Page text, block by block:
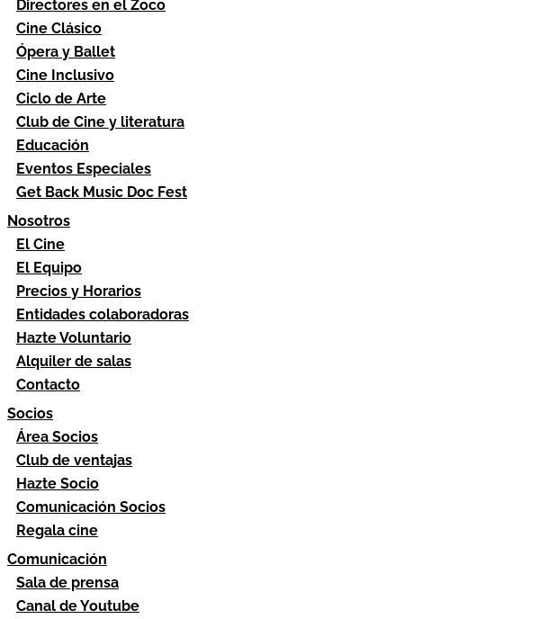
Directores en el Zoco
Cine Clásico
Ópera y Ballet
Cine Inclusivo
Ciclo de Arte
Club de Cine y literatura
Educación
Eventos Especiales
Get Back Music Doc Fest
Nosotros
El Cine
El Equipo
Precios y Horarios
Entidades colaboradoras
Hazte Voluntario
Alquiler de salas
Contacto
Socios
Área Socios
Club de ventajas
Hazte Socio
Comunicación Socios
Regala cine
Comunicación
Sala de prensa
Canal de Youtube